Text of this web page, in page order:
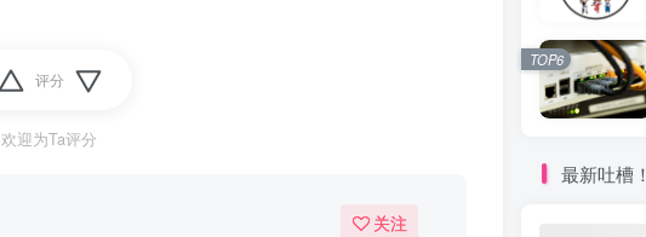
评分
欢迎为Ta评分
关注
TOP6
最新吐槽！